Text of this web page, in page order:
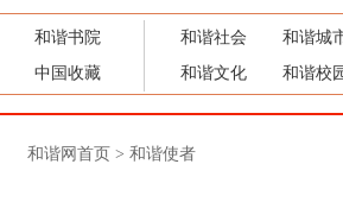
和谐书院
中国收藏
和谐社会
和谐城
和谐文化
和谐校
和谐网首页 > 和谐使者